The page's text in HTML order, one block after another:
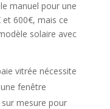
manuel pour une
600€, mais ce
solaire avec
vitrée nécessite
fenêtre
mesure pour